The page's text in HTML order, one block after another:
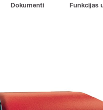
Dokumenti Funkcijas